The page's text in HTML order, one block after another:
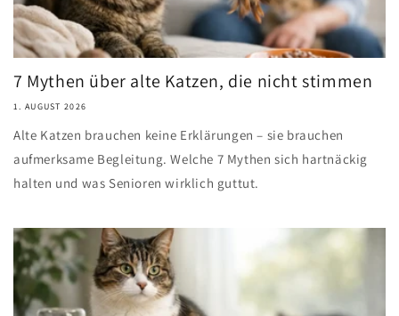
7 Mythen über alte Katzen, die nicht stimmen
1. AUGUST 2026
Alte Katzen brauchen keine Erklärungen – sie brauchen
aufmerksame Begleitung. Welche 7 Mythen sich hartnäckig
halten und was Senioren wirklich guttut.